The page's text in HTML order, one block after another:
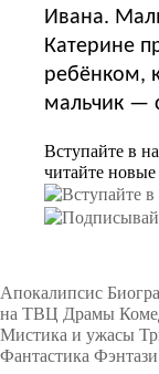
Ивана.
Катерине
ребёнком,
мальчик —
Вступайте в
читайте
Апокалипсис
на ТВЦ Драмы
Мистика и ужасы
Фантастика Фэнтази